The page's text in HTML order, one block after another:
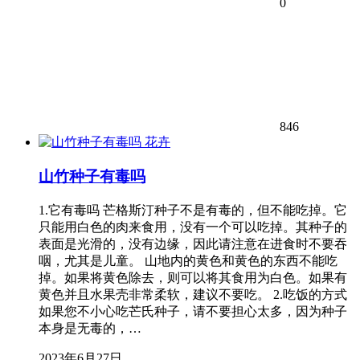
0
846
花卉
山竹种子有毒吗
1.它有毒吗 芒格斯汀种子不是有毒的，但不能吃掉。它
只能用白色的肉来食用，没有一个可以吃掉。其种子的
表面是光滑的，没有边缘，因此请注意在进食时不要吞
咽，尤其是儿童。 山地内的黄色和黄色的东西不能吃
掉。如果将黄色除去，则可以将其食用为白色。如果有
黄色并且水果壳非常柔软，建议不要吃。 2.吃饭的方式
如果您不小心吃芒氏种子，请不要担心太多，因为种子
本身是无毒的，…